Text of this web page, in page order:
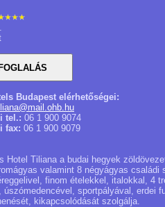
Budapest elérhetőségei:
tel.: 06 1 900 9074
fax: 06 1 900 9079
Hotel Tiliana a budai hegyek
valamint 8 négyágyas
finom ételekkel, italokkal, 4
úszómedencével, sportpályával, erdei
kikapcsolódását szolgálja.